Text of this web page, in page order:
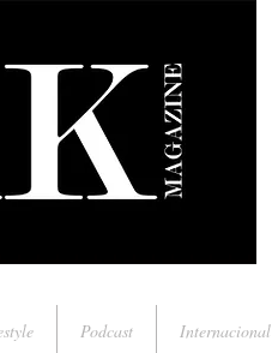
Podcast Internacional